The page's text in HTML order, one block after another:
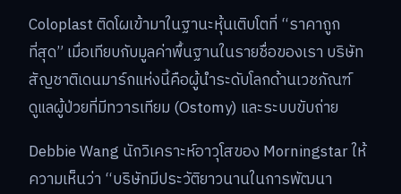
Coloplast ติดโผเข้ามาในฐานะหุ้นเติบโตที่ “ราคาถูก
ที่สุด” เมื่อเทียบกับมูลค่าพื้นฐานในรายชื่อของเรา บริษัท
สัญชาติเดนมาร์กแห่งนี้คือผู้นำระดับโลกด้านเวชภัณฑ์
ดูแลผู้ป่วยที่มีทวารเทียม (Ostomy) และระบบขับถ่าย
Debbie Wang นักวิเคราะห์อาวุโสของ Morningstar ให้
ความเห็นว่า “บริษัทมีประวัติยาวนานในการพัฒนา